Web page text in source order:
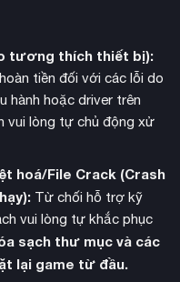
tương thích thiết bị):
tiền đối với các lỗi do
hành hoặc driver trên
vui lòng tự chủ động xử
hoá/File Crack (Crash
Từ chối hỗ trợ kỹ
vui lòng tự khắc phục
sạch thư mục và các
lại game từ đầu.